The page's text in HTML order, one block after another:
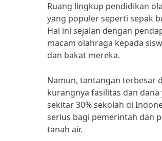
Ruang lingkup pendidikan
yang populer seperti sepak
Hal ini sejalan dengan
macam olahraga kepada
dan bakat mereka.
Namun, tantangan terbesar
kurangnya fasilitas dan
sekitar 30% sekolah di
serius bagi pemerintah dan
tanah air.